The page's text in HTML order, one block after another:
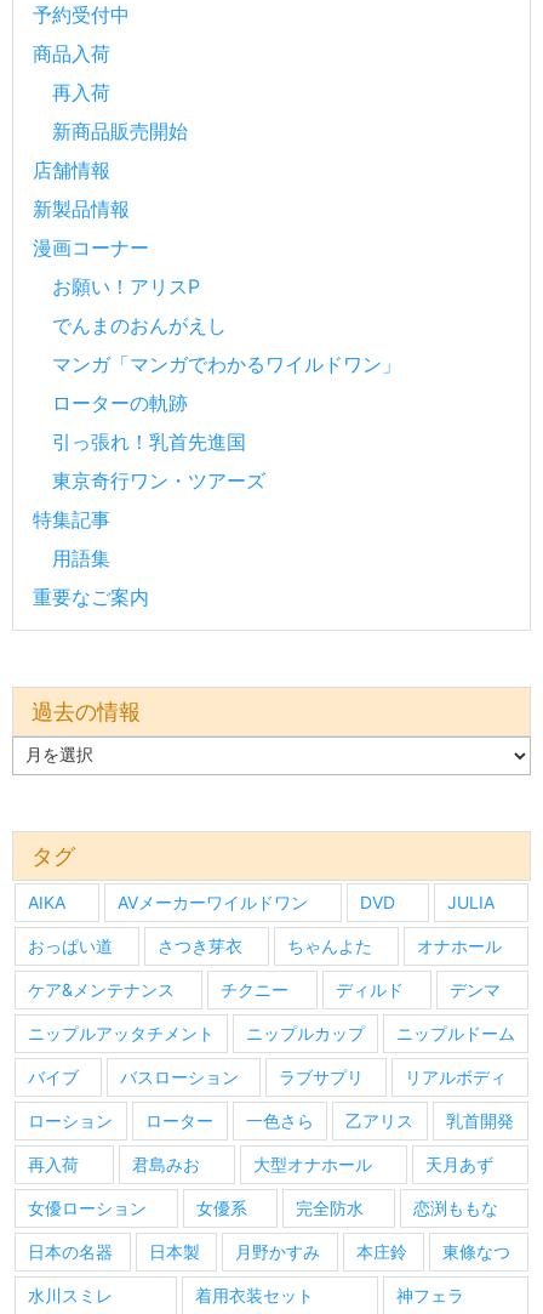
予約受付中
商品入荷
再入荷
新商品販売開始
店舗情報
新製品情報
漫画コーナー
お願い！アリスP
でんまのおんがえし
マンガ「マンガでわかるワイルドワン」
ローターの軌跡
引っ張れ！乳首先進国
東京奇行ワン・ツアーズ
特集記事
用語集
重要なご案内
過去の情報
去
タグ
AIKA AVメーカーワイルドワン DVD JULIA
おっぱい道 さつき芽衣 ちゃんよた オナホール
ケア&メンテナンス チクニー ディルド デンマ
ニップルアッタチメント ニップルカップ ニップルドーム
バイブ バスローション ラブサプリ リアルボディ
ローション ローター 一色さら 乙アリス 乳首開発
再入荷 君島みお 大型オナホール 天月あず
女優ローション 女優系 完全防水 恋渕ももな
日本の名器 日本製 月野かすみ 本庄鈴 東條なつ
水川スミレ 着用衣装セット 神フェラ